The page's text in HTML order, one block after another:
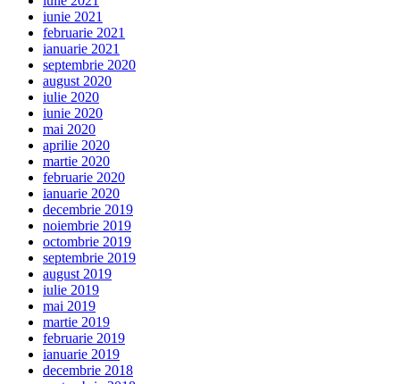
iunie 2021
februarie 2021
ianuarie 2021
septembrie 2020
august 2020
iulie 2020
iunie 2020
mai 2020
aprilie 2020
martie 2020
februarie 2020
ianuarie 2020
decembrie 2019
noiembrie 2019
octombrie 2019
septembrie 2019
august 2019
iulie 2019
mai 2019
martie 2019
februarie 2019
ianuarie 2019
decembrie 2018